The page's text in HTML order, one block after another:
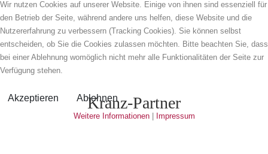
Kranz-Partner
Wir nutzen Cookies auf unserer Website. Einige von ihnen sind essenziell für
den Betrieb der Seite, während andere uns helfen, diese Website und die
Nutzererfahrung zu verbessern (Tracking Cookies). Sie können selbst
entscheiden, ob Sie die Cookies zulassen möchten. Bitte beachten Sie, dass
bei einer Ablehnung womöglich nicht mehr alle Funktionalitäten der Seite zur
Verfügung stehen.
Akzeptieren Ablehnen
Weitere Informationen| Impressum